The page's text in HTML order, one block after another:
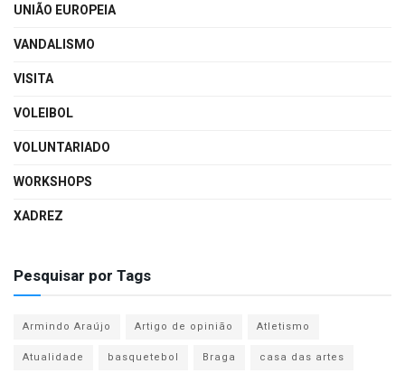
UNIÃO EUROPEIA
VANDALISMO
VISITA
VOLEIBOL
VOLUNTARIADO
WORKSHOPS
XADREZ
Pesquisar por Tags
Armindo Araújo Artigo de opinião
Atletismo
Atualidade
basquetebol Braga
casa das artes